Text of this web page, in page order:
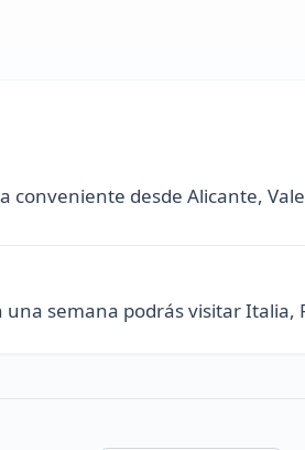
conveniente desde Alicante,
una semana podrás visitar Italia,